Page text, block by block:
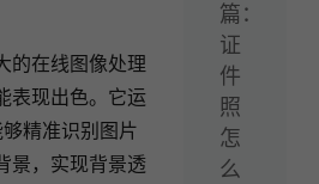
的在线图像处理
表现出色。它运
精准识别图片
景，实现背景透
篇：
证
件
照
怎
么